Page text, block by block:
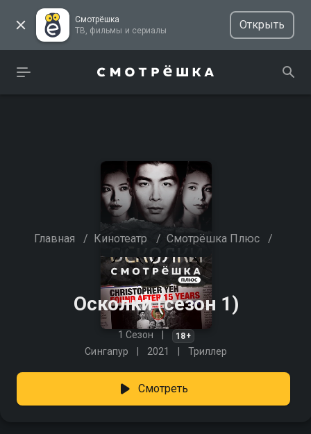
Смотрёшка
ТВ, фильмы и сериалы
Открыть
Главная / Кинотеатр / Смотрёшка Плюс /
Осколки (сезон 1)
1 Сезон 18+
Сингапур 2021 Триллер
Смотреть